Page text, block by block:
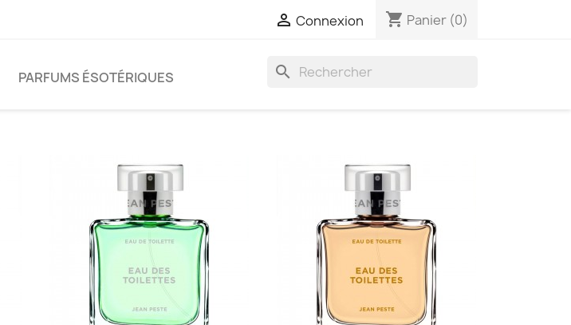
 Connexion shopping_cart Panier (0)
PARFUMS ÉSOTÉRIQUES search